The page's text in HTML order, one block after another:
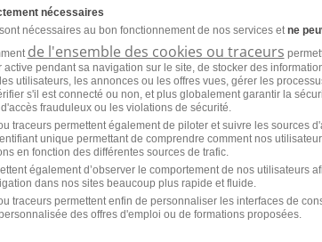
CDD
France Travail
H/F
CDI
Mistertemp'
nécessaires
nécessaires au bon fonctionnement de nos services et ne
de l'ensemble des cookies ou traceurs
active pendant sa navigation sur le site, de stocker des
utilisateurs, les annonces ou les offres vues, gérer les
s'il est connecté ou non, et plus globalement garantir la
frauduleux ou les violations de sécurité.
traceurs permettent également de piloter et suivre les sources
unique permettant de comprendre comment nos
en fonction des différentes sources de trafic.
également d’observer le comportement de nos utilisateurs
dans nos sites beaucoup plus rapide et fluide.
traceurs permettent enfin de personnaliser les interfaces de
des offres d'emploi ou de formations proposées.